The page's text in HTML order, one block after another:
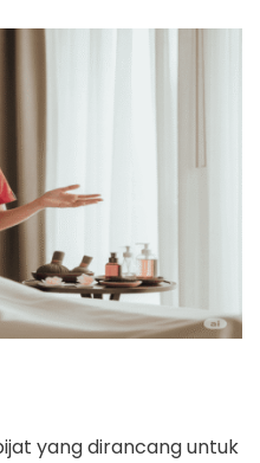
yang dirancang untuk